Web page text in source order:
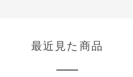
最近見た商品